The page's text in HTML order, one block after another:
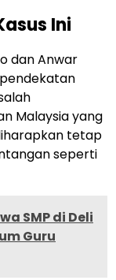
Ini
dan Anwar
Malaysia yang
tetap
seperti
SMP di Deli
Guru